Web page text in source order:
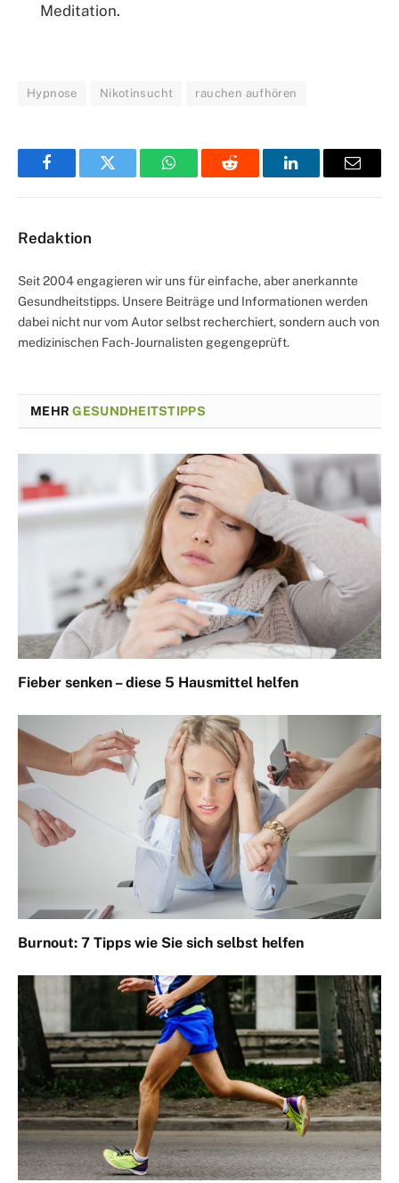
Meditation.
Hypnose Nikotinsucht rauchen aufhören
FacebookTwitter WhatsAppReddit LinkedInEmail
Redaktion
Seit 2004 engagieren wir uns für einfache, aber anerkannte
Gesundheitstipps. Unsere Beiträge und Informationen werden
dabei nicht nur vom Autor selbst recherchiert, sondern auch von
medizinischen Fach-Journalisten gegengeprüft.
MEHRGESUNDHEITSTIPPS
Fieber senken – diese 5 Hausmittel helfen
Burnout: 7 Tipps wie Sie sich selbst helfen